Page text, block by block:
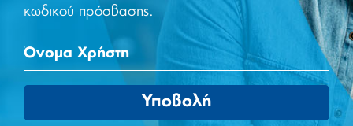
κωδικού πρόσβασης.
Υποβολή